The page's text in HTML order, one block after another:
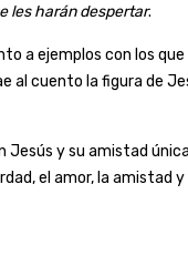
les harán despertar.
a ejemplos con los
al cuento la figura de
y su amistad
el amor, la